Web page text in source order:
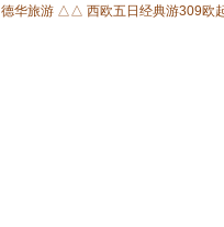
德华旅游 △△ 西欧五日经典游309欧